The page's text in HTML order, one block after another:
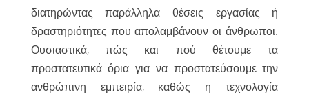
διατηρώντας παράλληλα θέσεις εργασίας ή
δραστηριότητες που απολαμβάνουν οι άνθρωποι.
Ουσιαστικά, πώς και πού θέτουμε τα
προστατευτικά όρια για να προστατεύσουμε την
ανθρώπινη εμπειρία, καθώς η τεχνολογία